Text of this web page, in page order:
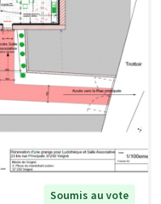
Soumis au vote